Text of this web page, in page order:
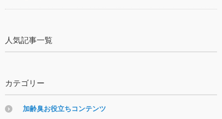
人気記事一覧
カテゴリー
加齢臭お役立ちコンテンツ